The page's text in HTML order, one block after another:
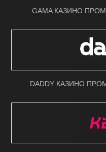
GAMA КАЗИНО
DADDY КАЗИНО